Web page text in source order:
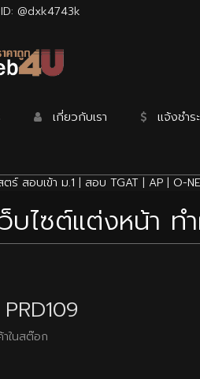
@dxk4743k
เกี่ยวกับเรา แจ้งชำร
ร์ สอบเข้า ม.1 | สอบ TGAT | AP| O-
บไซต์แต่งหน้า ท
ในสต๊อก